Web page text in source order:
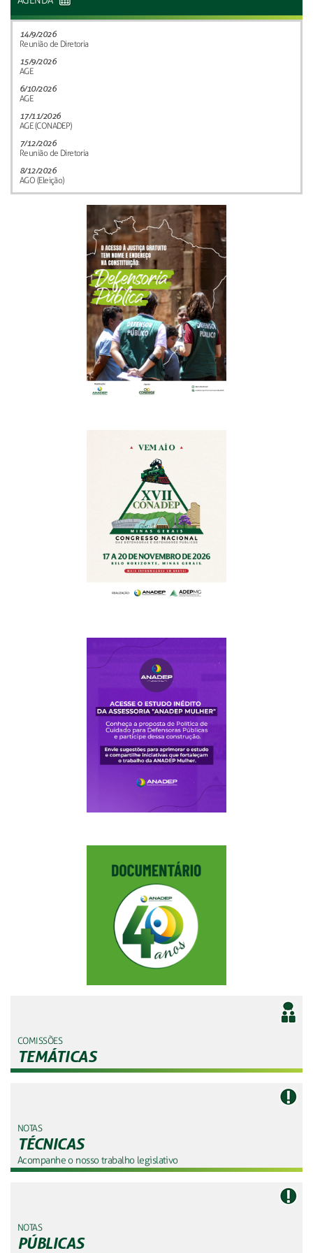
14/9/2026
Reunião de Diretoria
15/9/2026
AGE
6/10/2026
AGE
17/11/2026
AGE (CONADEP)
7/12/2026
Reunião de Diretoria
8/12/2026
AGO (Eleição)
COMISSÕES
TEMÁTICAS
NOTAS
TÉCNICAS
Acompanhe o nosso trabalho legislativo
NOTAS
PÚBLICAS